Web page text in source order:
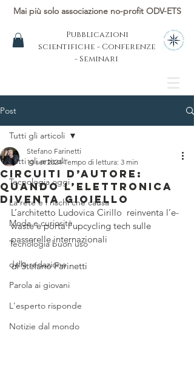
Mai più solo associazione no-profit ODV-ETS
Pubblicazioni
scientifiche - Conferenze
- Seminari
Post
Tutti gli articoli
Tecnologia oggi
La rete e i rischi che causa
Moda e curiosità
Tecnologia buon uso
dalla redazione
Parola ai giovani
L'esperto risponde
Notizie dal mondo
Tutti gli articoli
Circuiti d’autore:
quando l’elettronica
diventa gioiello
Stefano Farinetti
10 set 2024 Tempo di lettura: 3 min
L’architetto Ludovica Cirillo  reinventa l’e-
waste e porta l’upcycling tech sulle
passerelle internazionali
di Stefano Farinetti